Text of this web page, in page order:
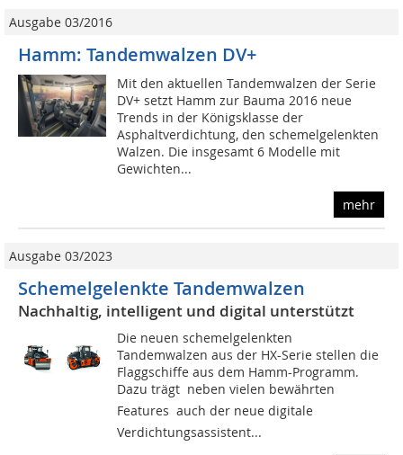
Ausgabe 03/2016
Hamm: Tandemwalzen DV+
Mit den aktuellen Tandemwalzen der Serie
DV+ setzt Hamm zur Bauma 2016 neue
Trends in der Königsklasse der
Asphaltverdichtung, den schemelgelenkten
Walzen. Die insgesamt 6 Modelle mit
Gewichten...
mehr
Ausgabe 03/2023
Schemelgelenkte Tandemwalzen
Nachhaltig, intelligent und digital unterstützt
Die neuen schemelgelenkten
Tandemwalzen aus der HX-Serie stellen die
Flaggschiffe aus dem Hamm-Programm.
Dazu trägt  neben vielen bewährten
Features  auch der neue digitale
Verdichtungsassistent...